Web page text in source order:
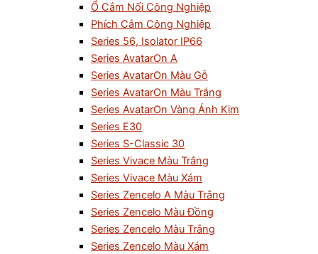
Ổ Cắm Nối Công Nghiệp
Phích Cắm Công Nghiệp
Series 56, Isolator IP66
Series AvatarOn A
Series AvatarOn Màu Gỗ
Series AvatarOn Màu Trắng
Series AvatarOn Vàng Ánh Kim
Series E30
Series S-Classic 30
Series Vivace Màu Trắng
Series Vivace Màu Xám
Series Zencelo A Màu Trắng
Series Zencelo Màu Đồng
Series Zencelo Màu Trắng
Series Zencelo Màu Xám